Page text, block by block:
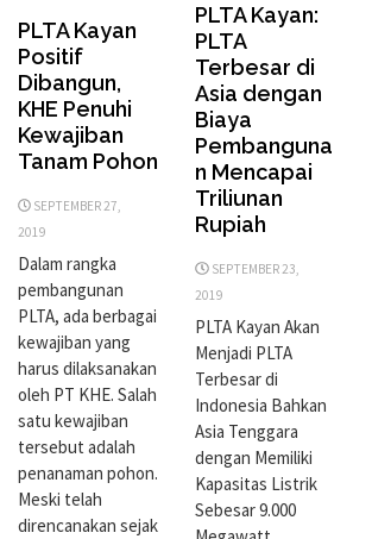
PLTA Kayan
Positif
Dibangun,
KHE Penuhi
Kewajiban
Tanam Pohon
SEPTEMBER 27,
2019
Dalam rangka
pembangunan
PLTA, ada berbagai
kewajiban yang
harus dilaksanakan
oleh PT KHE. Salah
satu kewajiban
tersebut adalah
penanaman pohon.
Meski telah
direncanakan sejak
PLTA Kayan:
PLTA
Terbesar di
Asia dengan
Biaya
Pembanguna
n Mencapai
Triliunan
Rupiah
SEPTEMBER 23,
2019
PLTA Kayan Akan
Menjadi PLTA
Terbesar di
Indonesia Bahkan
Asia Tenggara
dengan Memiliki
Kapasitas Listrik
Sebesar 9.000